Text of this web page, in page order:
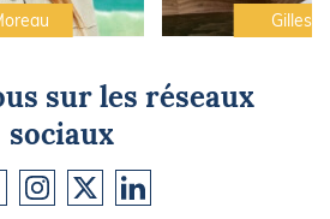
Gilles
sur les réseaux
sociaux